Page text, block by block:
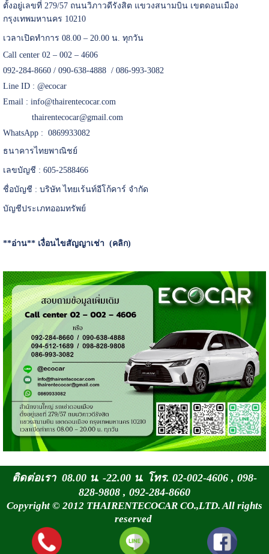
ตั้งอยู่เลขที่ 279/57 ถนนวิภาวดีรังสิต แขวงสนามบิน เขตดอนเมือง
กรุงเทพมหานคร 10210
เวลาเปิดทำการ 08.00 – 20.00 น. ทุกวัน
Call center 02 – 002 – 4606
092-284-8660 / 090-638-4888 / 086-993-3082
Line ID : @ecocar
Email : info@thairentecocar.com
thairentecocar@gmail.com
WhatsApp : 0869933082
ธนาคารไทยพาณิชย์
เลขบัญชี : 605-2588466
ชื่อบัญชี : บริษัท ไทยเร้นท์อีโก้คาร์ จำกัด
บัญชีประเภทออมทรัพย์
**อ่าน** เงื่อนไขสัญญาเช่า (คลิก)
ติดต่อเรา 08.00 น. -22.00 น. โทร. 02-002-4606 , 098-
828-9808 , 092-284-8660
Copyright © 2012 THAIRENTECOCAR CO.,LTD. All rights
reserved